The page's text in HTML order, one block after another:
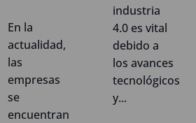
En la
actualidad,
las
empresas
se
encuentran
industria
4.0 es vital
debido a
los avances
tecnológicos
y...